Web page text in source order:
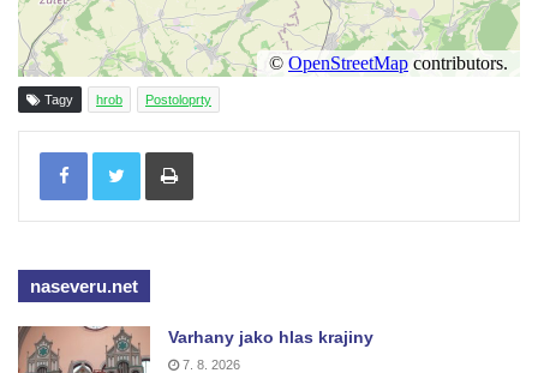
Dolním Podluží
Kenotaf Heinricha Klause na hřbitově v
Dolním Podluží
Podluží
Pomník obětem 1. světové války na
židovském hřbitově v Mostě
Račicích
Pamětní deska Miroslava Švice na domě
čp. 43 v Lužci nad Vltavou
Tagy hrob Postoloprty
Tisknout
naseveru.net
Varhany jako hlas krajiny
7. 8. 2026